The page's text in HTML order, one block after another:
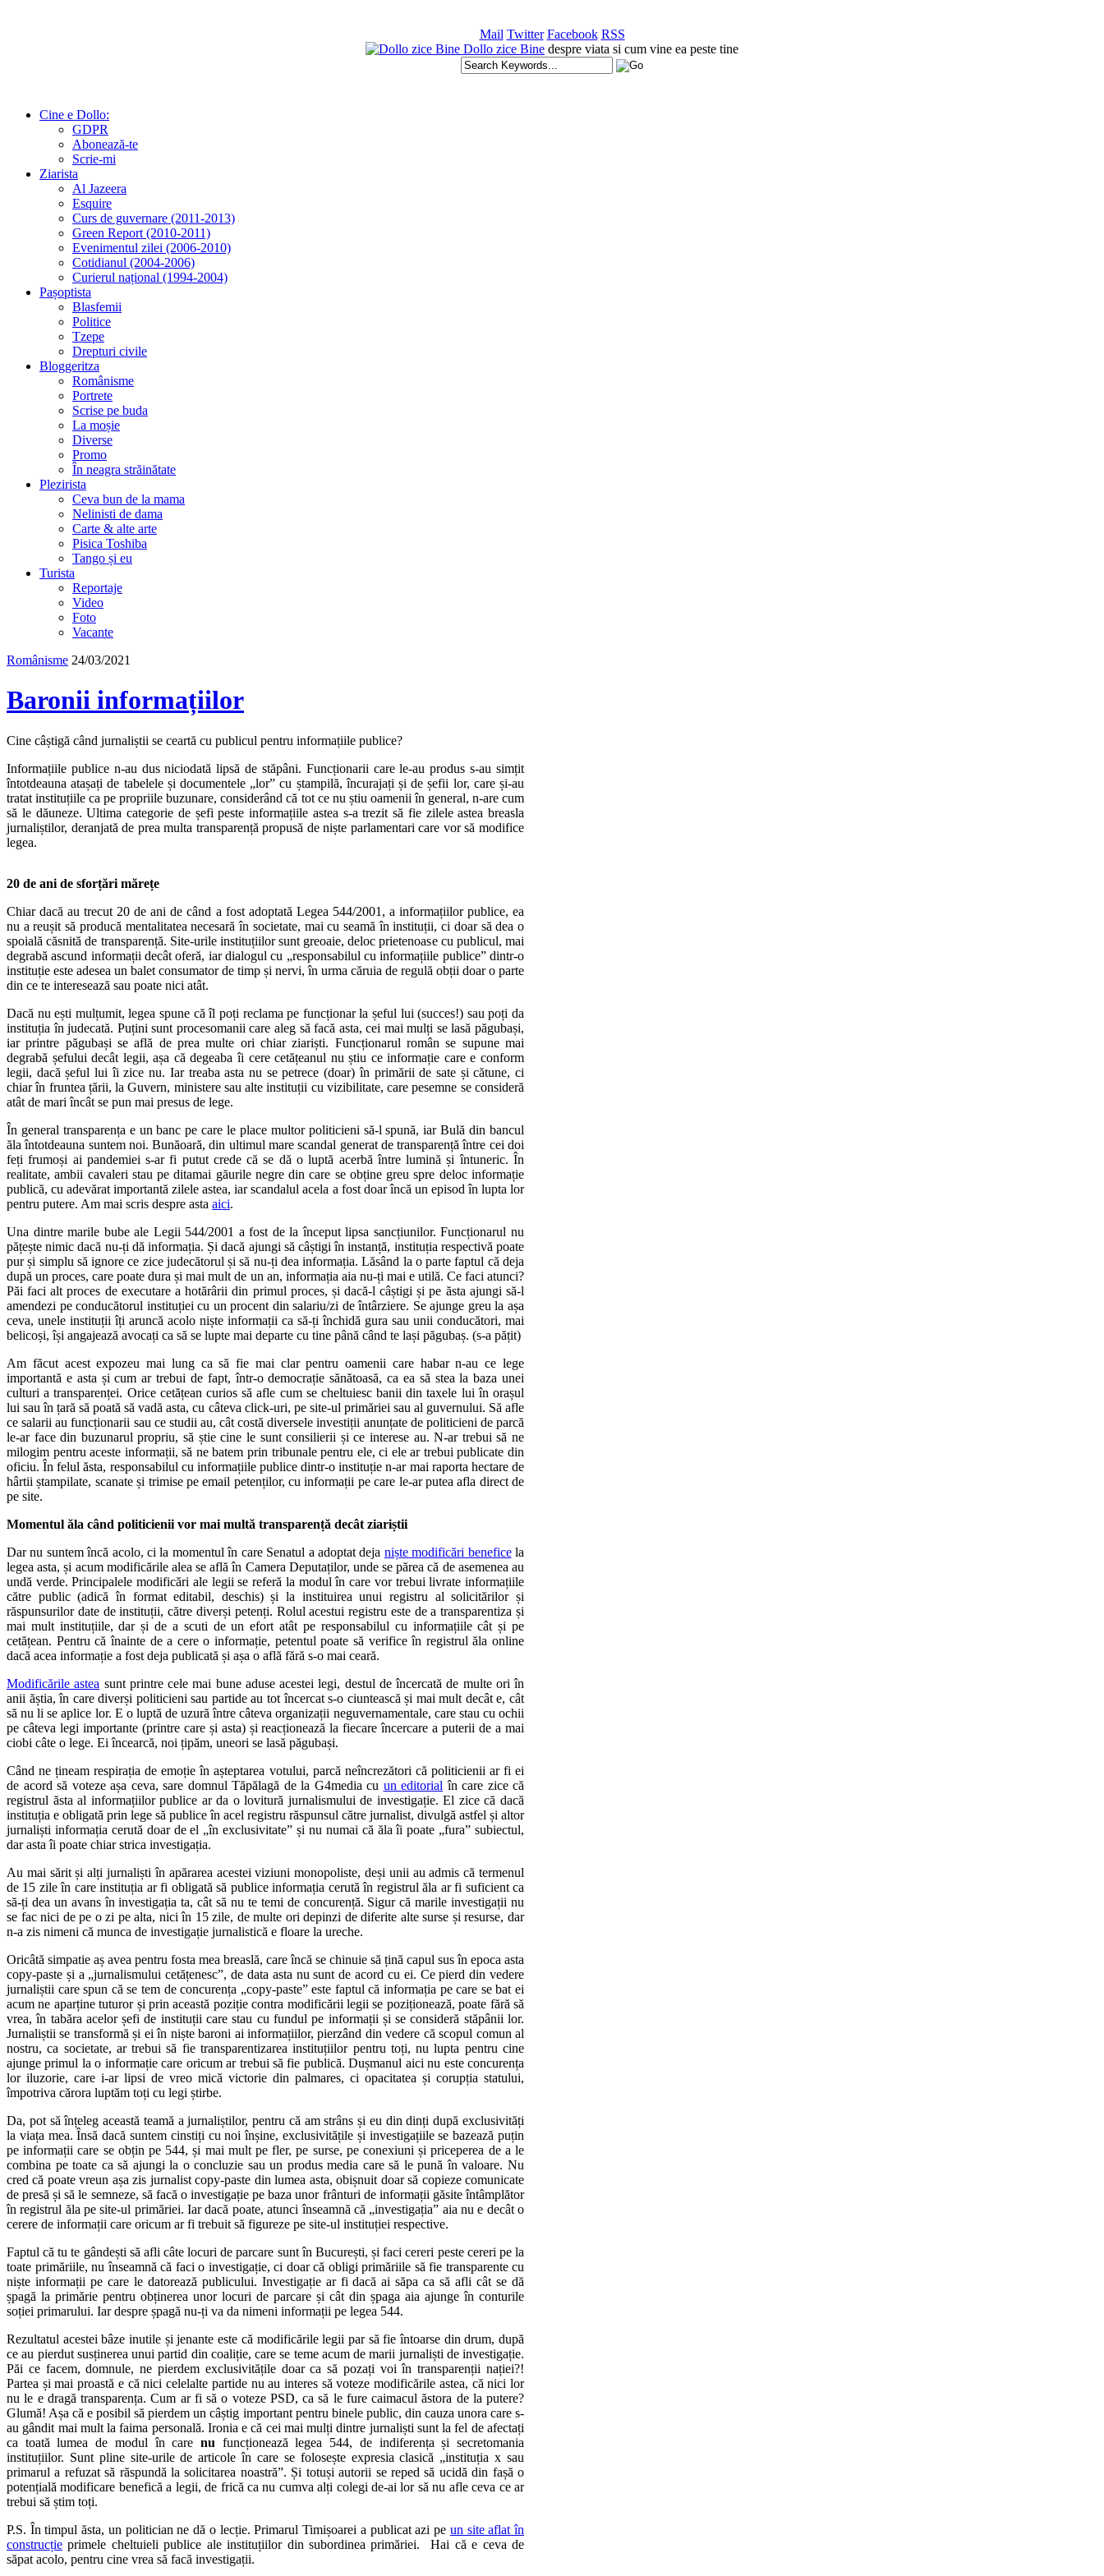
Mail Twitter Facebook RSS
Dollo zice Bine despre viata si cum vine ea peste tine
Cine e Dollo:
GDPR
Abonează-te
Scrie-mi
Ziarista
Al Jazeera
Esquire
Curs de guvernare (2011-2013)
Green Report (2010-2011)
Evenimentul zilei (2006-2010)
Cotidianul (2004-2006)
Curierul național (1994-2004)
Pașoptista
Blasfemii
Politice
Tzepe
Drepturi civile
Bloggeritza
Românisme
Portrete
Scrise pe buda
La moșie
Diverse
Promo
În neagra străinătate
Plezirista
Ceva bun de la mama
Nelinisti de dama
Carte & alte arte
Pisica Toshiba
Tango și eu
Turista
Reportaje
Video
Foto
Vacante
Românisme 24/03/2021
Baronii informațiilor
Cine câștigă când jurnaliștii se ceartă cu publicul pentru informațiile publice?
Informațiile publice n-au dus niciodată lipsă de stăpâni. Funcționarii care le-au produs s-au simțit
întotdeauna atașați de tabelele și documentele „lor” cu ștampilă, încurajați și de șefii lor, care și-au
tratat instituțiile ca pe propriile buzunare, considerând că tot ce nu știu oamenii în general, n-are cum
să le dăuneze. Ultima categorie de șefi peste informațiile astea s-a trezit să fie zilele astea breasla
jurnaliștilor, deranjată de prea multa transparență propusă de niște parlamentari care vor să modifice
legea.
20 de ani de sforțări mărețe
Chiar dacă au trecut 20 de ani de când a fost adoptată Legea 544/2001, a informațiilor publice, ea
nu a reușit să producă mentalitatea necesară în societate, mai cu seamă în instituții, ci doar să dea o
spoială căsnită de transparență. Site-urile instituțiilor sunt greoaie, deloc prietenoase cu publicul, mai
degrabă ascund informații decât oferă, iar dialogul cu „responsabilul cu informațiile publice” dintr-o
instituție este adesea un balet consumator de timp și nervi, în urma căruia de regulă obții doar o parte
din ce te interesează sau poate nici atât.
Dacă nu ești mulțumit, legea spune că îl poți reclama pe funcționar la șeful lui (succes!) sau poți da
instituția în judecată. Puțini sunt procesomanii care aleg să facă asta, cei mai mulți se lasă păgubași,
iar printre păgubași se află de prea multe ori chiar ziariști. Funcționarul român se supune mai
degrabă șefului decât legii, așa că degeaba îi cere cetățeanul nu știu ce informație care e conform
legii, dacă șeful lui îi zice nu. Iar treaba asta nu se petrece (doar) în primării de sate și cătune, ci
chiar în fruntea țării, la Guvern, ministere sau alte instituții cu vizibilitate, care pesemne se consideră
atât de mari încât se pun mai presus de lege.
În general transparența e un banc pe care le place multor politicieni să-l spună, iar Bulă din bancul
ăla întotdeauna suntem noi. Bunăoară, din ultimul mare scandal generat de transparență între cei doi
feți frumoși ai pandemiei s-ar fi putut crede că se dă o luptă acerbă între lumină și întuneric. În
realitate, ambii cavaleri stau pe ditamai găurile negre din care se obține greu spre deloc informație
publică, cu adevărat importantă zilele astea, iar scandalul acela a fost doar încă un episod în lupta lor
pentru putere. Am mai scris despre asta aici.
Una dintre marile bube ale Legii 544/2001 a fost de la început lipsa sancțiunilor. Funcționarul nu
pățește nimic dacă nu-ți dă informația. Și dacă ajungi să câștigi în instanță, instituția respectivă poate
pur și simplu să ignore ce zice judecătorul și să nu-ți dea informația. Lăsând la o parte faptul că deja
după un proces, care poate dura și mai mult de un an, informația aia nu-ți mai e utilă. Ce faci atunci?
Păi faci alt proces de executare a hotărârii din primul proces, și dacă-l câștigi și pe ăsta ajungi să-l
amendezi pe conducătorul instituției cu un procent din salariu/zi de întârziere. Se ajunge greu la așa
ceva, unele instituții îți aruncă acolo niște informații ca să-ți închidă gura sau unii conducători, mai
belicoși, își angajează avocați ca să se lupte mai departe cu tine până când te lași păgubaș. (s-a pățit)
Am făcut acest expozeu mai lung ca să fie mai clar pentru oamenii care habar n-au ce lege
importantă e asta și cum ar trebui de fapt, într-o democrație sănătoasă, ca ea să stea la baza unei
culturi a transparenței. Orice cetățean curios să afle cum se cheltuiesc banii din taxele lui în orașul
lui sau în țară să poată să vadă asta, cu câteva click-uri, pe site-ul primăriei sau al guvernului. Să afle
ce salarii au funcționarii sau ce studii au, cât costă diversele investiții anunțate de politicieni de parcă
le-ar face din buzunarul propriu, să știe cine le sunt consilierii și ce interese au. N-ar trebui să ne
milogim pentru aceste informații, să ne batem prin tribunale pentru ele, ci ele ar trebui publicate din
oficiu. În felul ăsta, responsabilul cu informațiile publice dintr-o instituție n-ar mai raporta hectare de
hârtii ștampilate, scanate și trimise pe email petenților, cu informații pe care le-ar putea afla direct de
pe site.
Momentul ăla când politicienii vor mai multă transparență decât ziariștii
Dar nu suntem încă acolo, ci la momentul în care Senatul a adoptat deja niște modificări beneficela
legea asta, și acum modificările alea se află în Camera Deputaților, unde se părea că de asemenea au
undă verde. Principalele modificări ale legii se referă la modul în care vor trebui livrate informațiile
către public (adică în format editabil, deschis) și la instituirea unui registru al solicitărilor și
răspunsurilor date de instituții, către diverși petenți. Rolul acestui registru este de a transparentiza și
mai mult instituțiile, dar și de a scuti de un efort atât pe responsabilul cu informațiile cât și pe
cetățean. Pentru că înainte de a cere o informație, petentul poate să verifice în registrul ăla online
dacă acea informație a fost deja publicată și așa o află fără s-o mai ceară.
Modificările astea sunt printre cele mai bune aduse acestei legi, destul de încercată de multe ori în
anii ăștia, în care diverși politicieni sau partide au tot încercat s-o ciuntească și mai mult decât e, cât
să nu li se aplice lor. E o luptă de uzură între câteva organizații neguvernamentale, care stau cu ochii
pe câteva legi importante (printre care și asta) și reacționează la fiecare încercare a puterii de a mai
ciobi câte o lege. Ei încearcă, noi țipăm, uneori se lasă păgubași.
Când ne țineam respirația de emoție în așteptarea votului, parcă neîncrezători că politicienii ar fi ei
de acord să voteze așa ceva, sare domnul Tăpălagă de la G4media cu un editorial în care zice că
registrul ăsta al informațiilor publice ar da o lovitură jurnalismului de investigație. El zice că dacă
instituția e obligată prin lege să publice în acel registru răspunsul către jurnalist, divulgă astfel și altor
jurnaliști informația cerută doar de el „în exclusivitate” și nu numai că ăla îi poate „fura” subiectul,
dar asta îi poate chiar strica investigația.
Au mai sărit și alți jurnaliști în apărarea acestei viziuni monopoliste, deși unii au admis că termenul
de 15 zile în care instituția ar fi obligată să publice informația cerută în registrul ăla ar fi suficient ca
să-ți dea un avans în investigația ta, cât să nu te temi de concurență. Sigur că marile investigații nu
se fac nici de pe o zi pe alta, nici în 15 zile, de multe ori depinzi de diferite alte surse și resurse, dar
n-a zis nimeni că munca de investigație jurnalistică e floare la ureche.
Oricâtă simpatie aș avea pentru fosta mea breaslă, care încă se chinuie să țină capul sus în epoca asta
copy-paste și a „jurnalismului cetățenesc”, de data asta nu sunt de acord cu ei. Ce pierd din vedere
jurnaliștii care spun că se tem de concurența „copy-paste” este faptul că informația pe care se bat ei
acum ne aparține tuturor și prin această poziție contra modificării legii se poziționează, poate fără să
vrea, în tabăra acelor șefi de instituții care stau cu fundul pe informații și se consideră stăpânii lor.
Jurnaliștii se transformă și ei în niște baroni ai informațiilor, pierzând din vedere că scopul comun al
nostru, ca societate, ar trebui să fie transparentizarea instituțiilor pentru toți, nu lupta pentru cine
ajunge primul la o informație care oricum ar trebui să fie publică. Dușmanul aici nu este concurența
lor iluzorie, care i-ar lipsi de vreo mică victorie din palmares, ci opacitatea și corupția statului,
împotriva cărora luptăm toți cu legi știrbe.
Da, pot să înțeleg această teamă a jurnaliștilor, pentru că am strâns și eu din dinți după exclusivități
la viața mea. Însă dacă suntem cinstiți cu noi înșine, exclusivitățile și investigațiile se bazează puțin
pe informații care se obțin pe 544, și mai mult pe fler, pe surse, pe conexiuni și priceperea de a le
combina pe toate ca să ajungi la o concluzie sau un produs media care să le pună în valoare. Nu
cred că poate vreun așa zis jurnalist copy-paste din lumea asta, obișnuit doar să copieze comunicate
de presă și să le semneze, să facă o investigație pe baza unor frânturi de informații găsite întâmplător
în registrul ăla pe site-ul primăriei. Iar dacă poate, atunci înseamnă că „investigația” aia nu e decât o
cerere de informații care oricum ar fi trebuit să figureze pe site-ul instituției respective.
Faptul că tu te gândești să afli câte locuri de parcare sunt în București, și faci cereri peste cereri pe la
toate primăriile, nu înseamnă că faci o investigație, ci doar că obligi primăriile să fie transparente cu
niște informații pe care le datorează publicului. Investigație ar fi dacă ai săpa ca să afli cât se dă
șpagă la primărie pentru obținerea unor locuri de parcare și cât din șpaga aia ajunge în conturile
soției primarului. Iar despre șpagă nu-ți va da nimeni informații pe legea 544.
Rezultatul acestei bâze inutile și jenante este că modificările legii par să fie întoarse din drum, după
ce au pierdut susținerea unui partid din coaliție, care se teme acum de marii jurnaliști de investigație.
Păi ce facem, domnule, ne pierdem exclusivitățile doar ca să pozați voi în transparenții nației?!
Partea și mai proastă e că nici celelalte partide nu au interes să voteze modificările astea, că nici lor
nu le e dragă transparența. Cum ar fi să o voteze PSD, ca să le fure caimacul ăstora de la putere?
Glumă! Așa că e posibil să pierdem un câștig important pentru binele public, din cauza unora care s-
au gândit mai mult la faima personală. Ironia e că cei mai mulți dintre jurnaliști sunt la fel de afectați
ca toată lumea de modul în care nu funcționează legea 544, de indiferența și secretomania
instituțiilor. Sunt pline site-urile de articole în care se folosește expresia clasică „instituția x sau
primarul a refuzat să răspundă la solicitarea noastră”. Și totuși autorii se reped să ucidă din fașă o
potențială modificare benefică a legii, de frică ca nu cumva alți colegi de-ai lor să nu afle ceva ce ar
trebui să știm toți.
P.S. În timpul ăsta, un politician ne dă o lecție. Primarul Timișoarei a publicat azi pe un site aflat în
construcție primele cheltuieli publice ale instituțiilor din subordinea primăriei. Hai că e ceva de
săpat acolo, pentru cine vrea să facă investigații.